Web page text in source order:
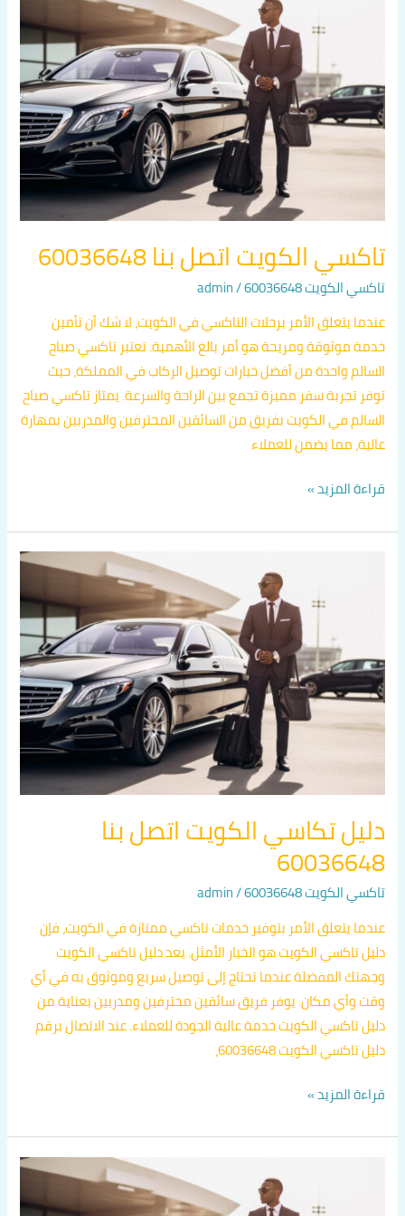
تاكسي الكويت اتصل بنا 60036648
تاكسي الكويت 60036648 /
admin
عندما يتعلق الأمر برحلات التاكسي في الكويت، لا شك أن تأمين
خدمة موثوقة ومريحة هو أمر بالغ الأهمية. تعتبر تاكسي صباح
السالم واحدة من أفضل خيارات توصيل الركاب في المملكة، حيث
توفر تجربة سفر مميزة تجمع بين الراحة والسرعة. يمتاز تاكسي صباح
السالم في الكويت بفريق من السائقين المحترفين والمدربين بمهارة
عالية، مما يضمن للعملاء
60036648
قراءة المزيد »
دليل تكاسي الكويت اتصل بنا
60036648
تاكسي الكويت 60036648 /
admin
عندما يتعلق الأمر بتوفير خدمات تاكسي ممتازة في الكويت، فإن
دليل تاكسي الكويت هو الخيار الأمثل. يعد دليل تاكسي الكويت
وجهتك المفضلة عندما تحتاج إلى توصيل سريع وموثوق به في أي
وقت وأي مكان. يوفر فريق سائقين محترفين ومدربين بعناية من
دليل تاكسي الكويت خدمة عالية الجودة للعملاء. عند الاتصال برقم
دليل تاكسي الكويت 60036648،
بنا
60036648
قراءة المزيد »